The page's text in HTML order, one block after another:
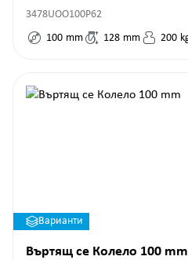
3478UOO100P62
100 mm 128 mm 200
Варианти
Въртящ се Колело 100 mm